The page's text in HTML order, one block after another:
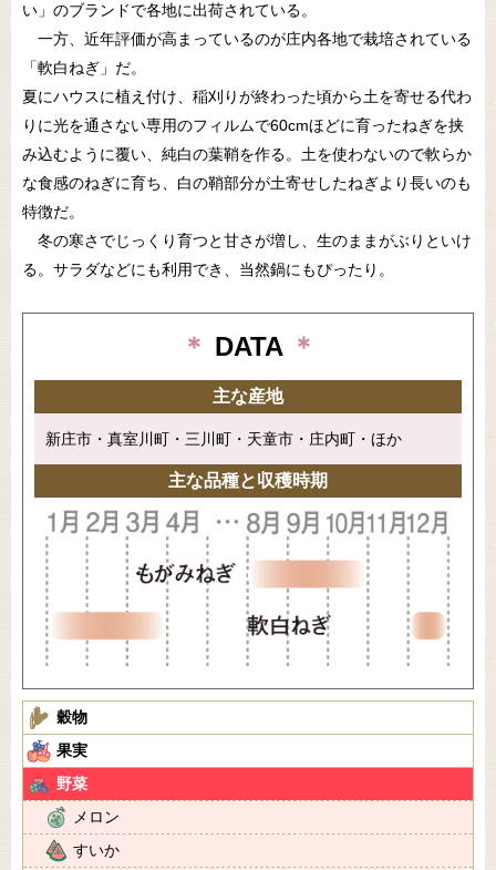
い」のブランドで各地に出荷されている。
一方、近年評価が高まっているのが庄内各地で栽培されている
「軟白ねぎ」だ。
夏にハウスに植え付け、稲刈りが終わった頃から土を寄せる代わ
りに光を通さない専用のフィルムで60cmほどに育ったねぎを挟
み込むように覆い、純白の葉鞘を作る。土を使わないので軟らか
な食感のねぎに育ち、白の鞘部分が土寄せしたねぎより長いのも
特徴だ。
冬の寒さでじっくり育つと甘さが増し、生のままがぶりといけ
る。サラダなどにも利用でき、当然鍋にもぴったり。
＊ DATA ＊
主な産地
新庄市・真室川町・三川町・天童市・庄内町・ほか
主な品種と収穫時期
穀物
果実
野菜
メロン
すいか